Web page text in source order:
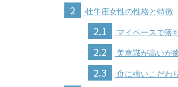
2 牡牛座女性の性格と特徴
2.1 マイペースで落
2.2 美意識が高いが
2.3 食に強いこだわ